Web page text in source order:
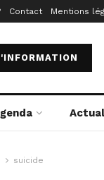
Contact Mentions
suicide